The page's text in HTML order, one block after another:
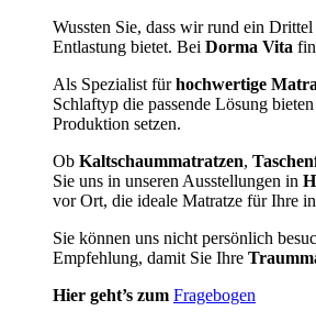
Wussten Sie, dass wir rund ein
Entlastung bietet. Bei Dorma Vita
Als Spezialist fürhochwertige
Schlaftyp die passende Lösung
Produktion setzen.
Ob Kaltschaummatratzen,
Sie uns in unseren Ausstellungen in
vor Ort, die ideale Matratze für Ihre
Sie können uns nicht persönlich
Empfehlung, damit Sie Ihre
Hier geht’s zum Fragebogen